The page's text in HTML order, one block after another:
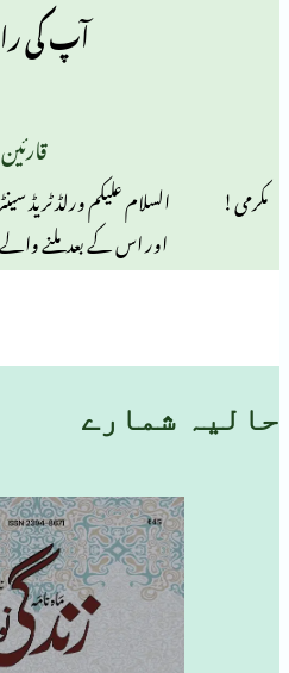
آپ کی
قارئین
مکرمی! السلام علیکم ورلڈ ٹریڈ
اور اس کے بعد ملنے
حالیہ شمارے